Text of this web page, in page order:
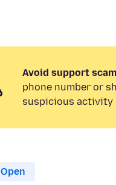
Avoid support
phone number or
suspicious activity
Open